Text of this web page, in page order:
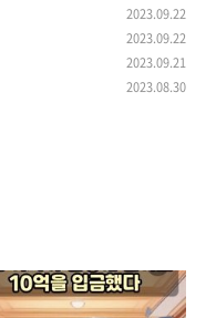
2023.09.22
2023.09.22
2023.09.21
2023.08.30